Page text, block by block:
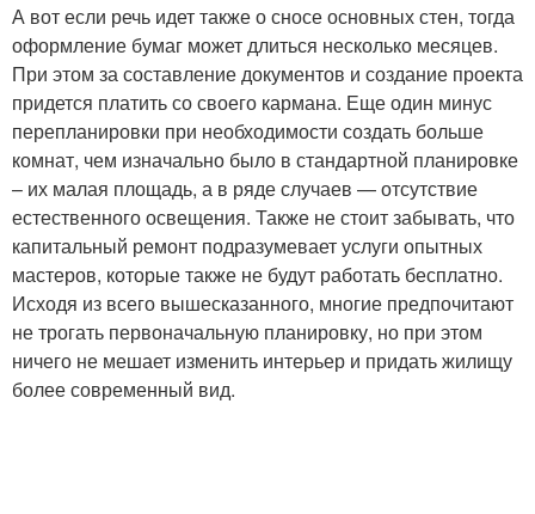
А вот если речь идет также о сносе основных стен, тогда
оформление бумаг может длиться несколько месяцев.
При этом за составление документов и создание проекта
придется платить со своего кармана. Еще один минус
перепланировки при необходимости создать больше
комнат, чем изначально было в стандартной планировке
– их малая площадь, а в ряде случаев — отсутствие
естественного освещения. Также не стоит забывать, что
капитальный ремонт подразумевает услуги опытных
мастеров, которые также не будут работать бесплатно.
Исходя из всего вышесказанного, многие предпочитают
не трогать первоначальную планировку, но при этом
ничего не мешает изменить интерьер и придать жилищу
более современный вид.